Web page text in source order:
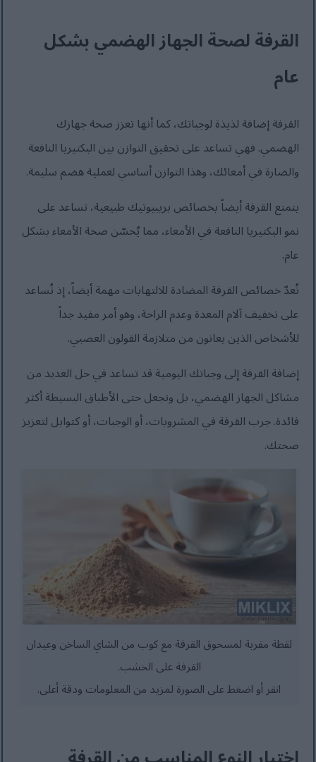
القرفة لصحة الجهاز الهضمي بشكل
عام
القرفة إضافة لذيذة لوجباتك، كما أنها تعزز صحة جهازك
الهضمي. فهي تساعد على تحقيق التوازن بين البكتيريا النافعة
والضارة في أمعائك، وهذا التوازن أساسي لعملية هضم سليمة.
يتمتع القرفة أيضاً بخصائص بريبيوتيك طبيعية، تساعد على
نمو البكتيريا النافعة في الأمعاء، مما يُحسّن صحة الأمعاء بشكل
عام.
تُعدّ خصائص القرفة المضادة للالتهابات مهمة أيضاً، إذ تُساعد
على تخفيف آلام المعدة وعدم الراحة، وهو أمر مفيد جداً
للأشخاص الذين يعانون من متلازمة القولون العصبي.
إضافة القرفة إلى وجباتك اليومية قد تساعد في حل العديد من
مشاكل الجهاز الهضمي، بل وتجعل حتى الأطباق البسيطة أكثر
فائدة. جرب القرفة في المشروبات، أو الوجبات، أو كتوابل لتعزيز
صحتك.
لقطة مقربة لمسحوق القرفة مع كوب من الشاي الساخن وعيدان
القرفة على الخشب.
انقر أو اضغط على الصورة لمزيد من المعلومات ودقة أعلى.